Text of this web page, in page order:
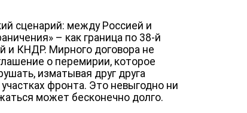
сценарий: между Россией и
– как граница по 38-й
КНДР. Мирного договора не
о перемирии, которое
изматывая друг друга
фронта. Это невыгодно ни
может бесконечно долго.